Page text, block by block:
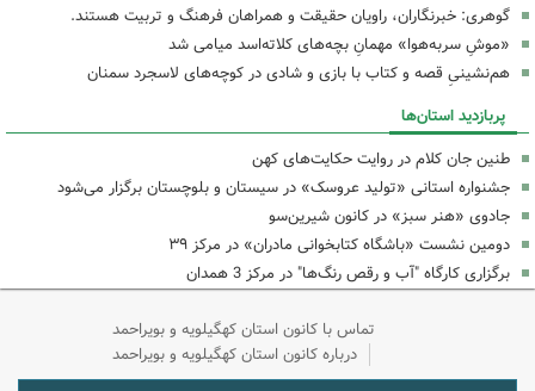
گوهری: خبرنگاران، راویان حقیقت و همراهان فرهنگ و تربیت هستند.
«موشِ سربه‌هوا» مهمانِ بچه‌های کلاته‌اسد میامی شد
هم‌نشینیِ قصه و کتاب با بازی و شادی در کوچه‌های لاسجرد سمنان
پربازدید استان‌ها
طنین جان کلام در روایت حکایت‌های کهن
جشنواره استانی «تولید عروسک» در سیستان و بلوچستان برگزار می‌شود
جادوی «هنر سبز» در کانون شیرین‌سو
دومین نشست «باشگاه کتابخوانی مادران» در مرکز ۳۹
برگزاری کارگاه "آب و رقص رنگ‌ها" در مرکز 3 همدان
تماس با کانون استان کهگیلویه و بویراحمد
درباره کانون استان کهگیلویه و بویراحمد